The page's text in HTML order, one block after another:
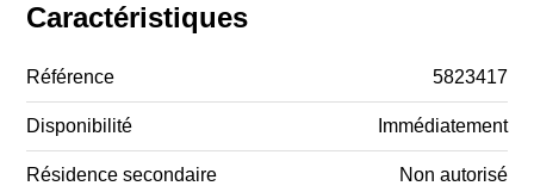
Caractéristiques
Référence 5823417
Disponibilité Immédiatement
Résidence secondaire Non autorisé